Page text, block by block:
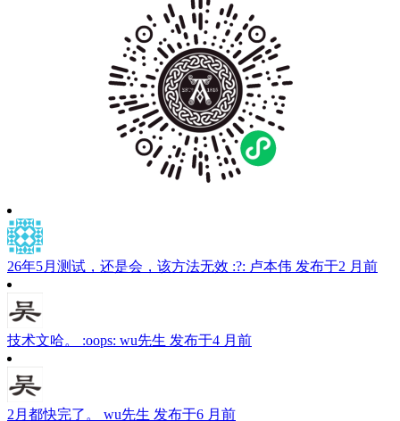
索
26年5月测试，还是会，该方法无效 :?: 卢本伟 发布于2 月前
技术文哈。 :oops: wu先生 发布于4 月前
2月都快完了。 wu先生 发布于6 月前